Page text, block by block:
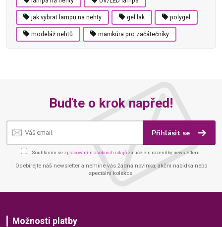
jak vybrat lampu na nehty gel lak polygel
modeláž nehtů manikúra pro začátečníky
Buďte o krok napřed!
Přihlásit se
Souhlasím se zpracováním osobních údajů za účelem rozesílky newsletteru.
Odebírejte náš newsletter a nemine vás žádná novinka, akční nabídka nebo
speciální kolekce.
Možnosti platby